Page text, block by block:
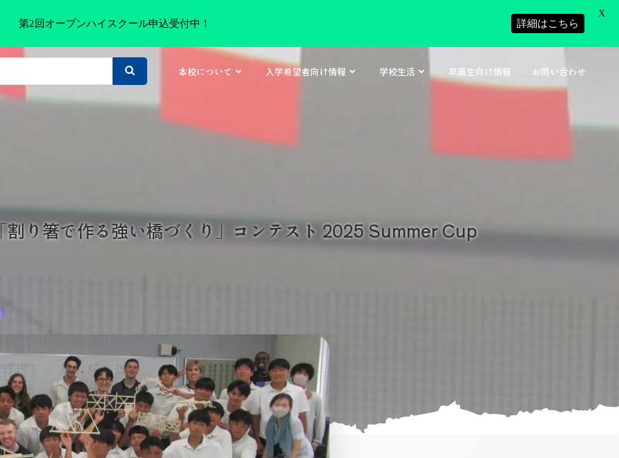
本校について 入学希望者向け情報 学校生活 卒業生向け情報 お問い合わせ
り箸で作る強い橋づくり」コンテスト 2025 Summer Cup
第2回オープンハイスクール申込受付中！ 詳細はこちら
X